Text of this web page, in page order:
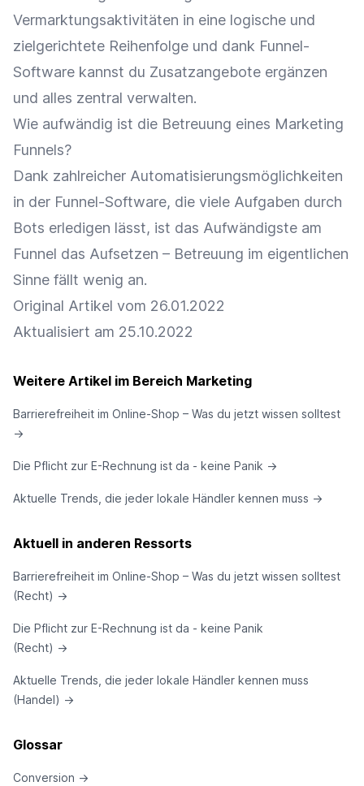
Vermarktungsaktivitäten in eine logische und
zielgerichtete Reihenfolge und dank Funnel-
Software kannst du Zusatzangebote ergänzen
und alles zentral verwalten.
Wie aufwändig ist die Betreuung eines Marketing
Funnels?
Dank zahlreicher Automatisierungsmöglichkeiten
in der Funnel-Software, die viele Aufgaben durch
Bots erledigen lässt, ist das Aufwändigste am
Funnel das Aufsetzen – Betreuung im eigentlichen
Sinne fällt wenig an.
Original Artikel vom 26.01.2022
Aktualisiert am 25.10.2022
Weitere Artikel im Bereich Marketing
Barrierefreiheit im Online-Shop – Was du jetzt wissen solltest
→
Die Pflicht zur E-Rechnung ist da - keine Panik →
Aktuelle Trends, die jeder lokale Händler kennen muss →
Aktuell in anderen Ressorts
Barrierefreiheit im Online-Shop – Was du jetzt wissen solltest
(Recht) →
Die Pflicht zur E-Rechnung ist da - keine Panik
(Recht) →
Aktuelle Trends, die jeder lokale Händler kennen muss
(Handel) →
Glossar
Conversion →